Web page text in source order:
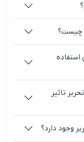
استفاده
تاثیر